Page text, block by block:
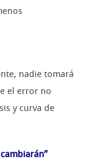
nadie tomará
el error no
y curva de
”